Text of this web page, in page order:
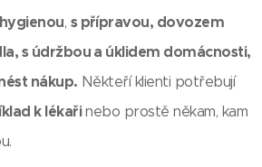
, s přípravou, dovozem
s údržbou a úklidem domácnosti,
nákup. Někteří klienti potřebují
k lékařinebo prostě někam, kam